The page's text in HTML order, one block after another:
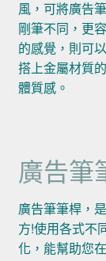
風，可將廣告
剛筆不同，更
的感覺，則可
搭上金屬材質
體質感。
廣告筆
廣告筆筆桿，
方!使用各式不
化，能幫助您